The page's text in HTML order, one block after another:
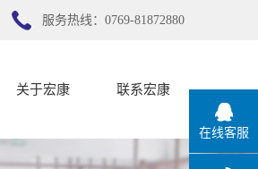
服务热线：0769-81872880
关于宏康
宏康简介
联系宏康
在线客服